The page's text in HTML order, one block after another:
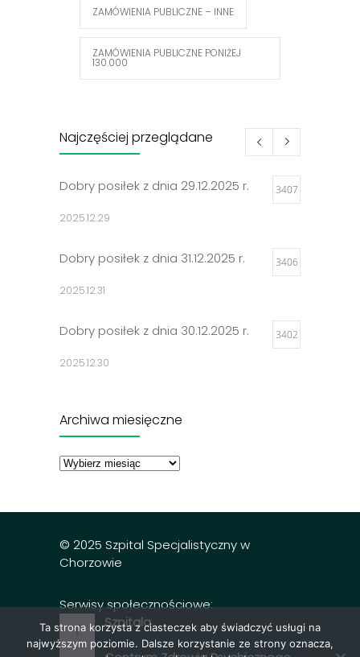
ZAMÓWIENIA PUBLICZNE – INNE
ZAMÓWIENIA PUBLICZNE PONIŻEJ
130.000
Najczęściej przeglądane
Dobry posiłek z dnia 29.12.2025 r. 3407
2025.12.29
Dobry posiłek z dnia 31.12.2025 r. 3406
2025.12.31
Dobry posiłek z dnia 30.12.2025 r. 3402
2025.12.30
2024.12.27
Dobry posiłek z dnia 23.12.2025 r.
Archiwa miesięczne
miesięczne
© 2025 Szpital Specjalistyczny w
Chorzowie
Serwisy społecznościowe:
Szpitala
Ta strona korzysta z ciasteczek aby świadczyć usługi na
najwyższym poziomie. Dalsze korzystanie ze strony oznacza,